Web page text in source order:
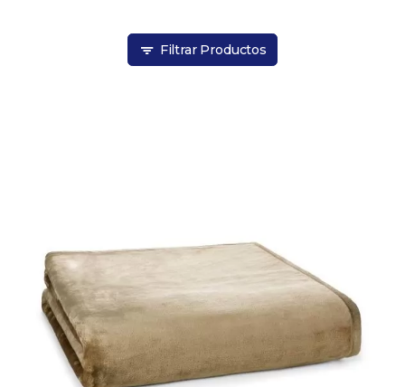
Filtrar Productos